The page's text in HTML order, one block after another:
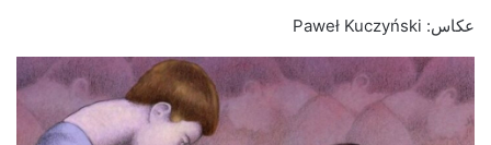
عکاس: Paweł Kuczyński